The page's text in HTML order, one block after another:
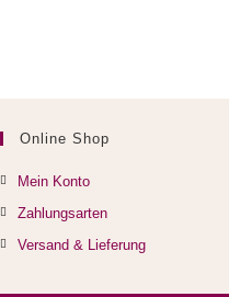
Online Shop
Mein Konto
Zahlungsarten
Versand & Lieferung